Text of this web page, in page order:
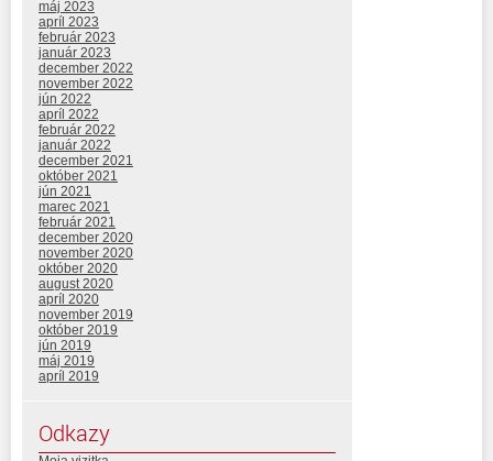
máj 2023
apríl 2023
február 2023
január 2023
december 2022
november 2022
jún 2022
apríl 2022
február 2022
január 2022
december 2021
október 2021
jún 2021
marec 2021
február 2021
december 2020
november 2020
október 2020
august 2020
apríl 2020
november 2019
október 2019
jún 2019
máj 2019
apríl 2019
Odkazy